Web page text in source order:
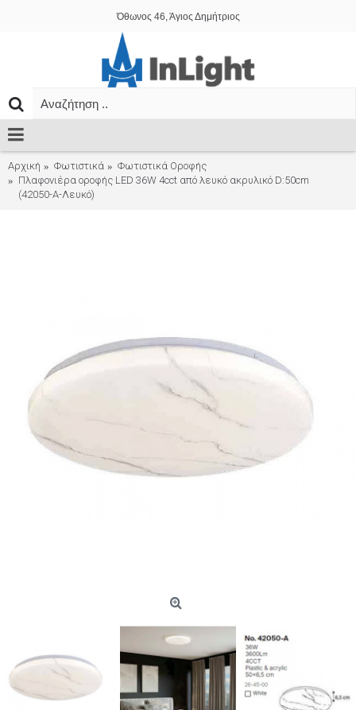
Όθωνος 46, Άγιος Δημήτριος
Αρχική Φωτιστικά
Φωτιστικά Οροφής
Πλαφονιέρα οροφής LED 36W 4cct από λευκό ακρυλικό D:50cm
(42050-Α-Λευκό)